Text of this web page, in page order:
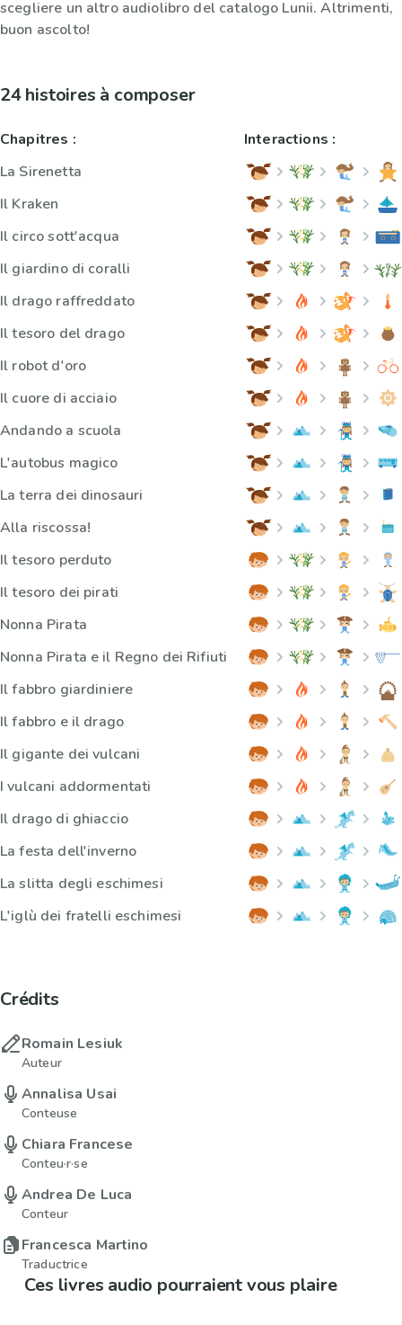
scegliere un altro audiolibro del catalogo Lunii. Altrimenti,
buon ascolto!
24 histoires à composer
Chapitres :
La Sirenetta
Il Kraken
Il circo sott'acqua
Il giardino di coralli
Il drago raffreddato
Il tesoro del drago
Il robot d'oro
Il cuore di acciaio
Andando a scuola
L'autobus magico
La terra dei dinosauri
Alla riscossa!
Il tesoro perduto
Il tesoro dei pirati
Nonna Pirata
Nonna Pirata e il Regno dei Rifiuti
Il fabbro giardiniere
Il fabbro e il drago
Il gigante dei vulcani
I vulcani addormentati
Il drago di ghiaccio
La festa dell'inverno
La slitta degli eschimesi
L'iglù dei fratelli eschimesi
Interactions :
Crédits
Romain Lesiuk
Auteur
Annalisa Usai
Conteuse
Chiara Francese
Conteu·r·se
Andrea De Luca
Conteur
Francesca Martino
Traductrice
Ces livres audio pourraient vous plaire